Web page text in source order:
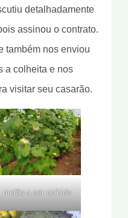
detalhadamente
assinou o contrato.
também nos enviou
a colheita e nos
visitar seu casarão.
melão a ser colhido